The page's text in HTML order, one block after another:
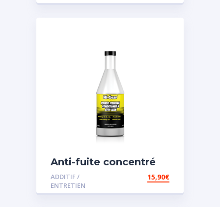
Anti-fuite concentré
pour direction
assistée
ADDITIF /
ENTRETIEN
15,90€